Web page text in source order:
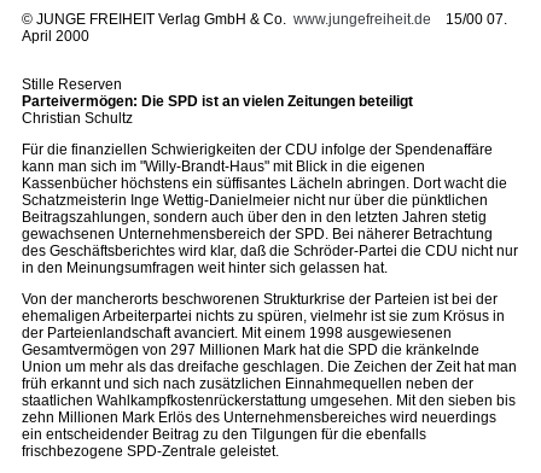
© JUNGE FREIHEIT Verlag GmbH & Co. www.jungefreiheit.de 15/00 07.
April 2000
Stille Reserven
Parteivermögen: Die SPD ist an vielen Zeitungen beteiligt
Christian Schultz
Für die finanziellen Schwierigkeiten der CDU infolge der Spendenaffäre
kann man sich im "Willy-Brandt-Haus" mit Blick in die eigenen
Kassenbücher höchstens ein süffisantes Lächeln abringen. Dort wacht die
Schatzmeisterin Inge Wettig-Danielmeier nicht nur über die pünktlichen
Beitragszahlungen, sondern auch über den in den letzten Jahren stetig
gewachsenen Unternehmensbereich der SPD. Bei näherer Betrachtung
des Geschäftsberichtes wird klar, daß die Schröder-Partei die CDU nicht nur
in den Meinungsumfragen weit hinter sich gelassen hat.
Von der mancherorts beschworenen Strukturkrise der Parteien ist bei der
ehemaligen Arbeiterpartei nichts zu spüren, vielmehr ist sie zum Krösus in
der Parteienlandschaft avanciert. Mit einem 1998 ausgewiesenen
Gesamtvermögen von 297 Millionen Mark hat die SPD die kränkelnde
Union um mehr als das dreifache geschlagen. Die Zeichen der Zeit hat man
früh erkannt und sich nach zusätzlichen Einnahmequellen neben der
staatlichen Wahlkampfkostenrückerstattung umgesehen. Mit den sieben bis
zehn Millionen Mark Erlös des Unternehmensbereiches wird neuerdings
ein entscheidender Beitrag zu den Tilgungen für die ebenfalls
frischbezogene SPD-Zentrale geleistet.